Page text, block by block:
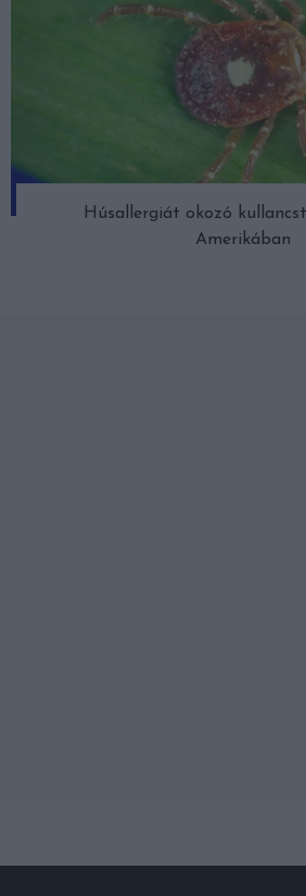
Húsallergiát okozó
Amerikában